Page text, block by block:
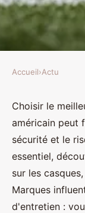
Guide
pour le
optimal
Valentine•1 août
Accueil›Actu
Choisir le
américain peut
sécurité et le
essentiel,
sur les
Marques
d'entretien :